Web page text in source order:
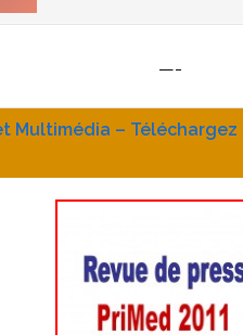
—-
Multimédia – Téléchargez